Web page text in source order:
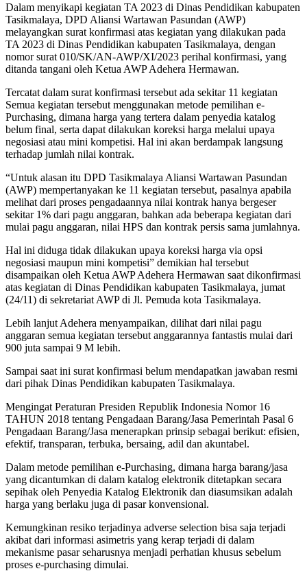
Dalam menyikapi kegiatan TA 2023 di Dinas Pendidikan kabupaten
Tasikmalaya, DPD Aliansi Wartawan Pasundan (AWP)
melayangkan surat konfirmasi atas kegiatan yang dilakukan pada
TA 2023 di Dinas Pendidikan kabupaten Tasikmalaya, dengan
nomor surat 010/SK/AN-AWP/XI/2023 perihal konfirmasi, yang
ditanda tangani oleh Ketua AWP Adehera Hermawan.
Tercatat dalam surat konfirmasi tersebut ada sekitar 11 kegiatan
Semua kegiatan tersebut menggunakan metode pemilihan e-
Purchasing, dimana harga yang tertera dalam penyedia katalog
belum final, serta dapat dilakukan koreksi harga melalui upaya
negosiasi atau mini kompetisi. Hal ini akan berdampak langsung
terhadap jumlah nilai kontrak.
“Untuk alasan itu DPD Tasikmalaya Aliansi Wartawan Pasundan
(AWP) mempertanyakan ke 11 kegiatan tersebut, pasalnya apabila
melihat dari proses pengadaannya nilai kontrak hanya bergeser
sekitar 1% dari pagu anggaran, bahkan ada beberapa kegiatan dari
mulai pagu anggaran, nilai HPS dan kontrak persis sama jumlahnya.
Hal ini diduga tidak dilakukan upaya koreksi harga via opsi
negosiasi maupun mini kompetisi” demikian hal tersebut
disampaikan oleh Ketua AWP Adehera Hermawan saat dikonfirmasi
atas kegiatan di Dinas Pendidikan kabupaten Tasikmalaya, jumat
(24/11) di sekretariat AWP di Jl. Pemuda kota Tasikmalaya.
Lebih lanjut Adehera menyampaikan, dilihat dari nilai pagu
anggaran semua kegiatan tersebut anggarannya fantastis mulai dari
900 juta sampai 9 M lebih.
Sampai saat ini surat konfirmasi belum mendapatkan jawaban resmi
dari pihak Dinas Pendidikan kabupaten Tasikmalaya.
Mengingat Peraturan Presiden Republik Indonesia Nomor 16
TAHUN 2018 tentang Pengadaan Barang/Jasa Pemerintah Pasal 6
Pengadaan Barang/Jasa menerapkan prinsip sebagai berikut: efisien,
efektif, transparan, terbuka, bersaing, adil dan akuntabel.
Dalam metode pemilihan e-Purchasing, dimana harga barang/jasa
yang dicantumkan di dalam katalog elektronik ditetapkan secara
sepihak oleh Penyedia Katalog Elektronik dan diasumsikan adalah
harga yang berlaku juga di pasar konvensional.
Kemungkinan resiko terjadinya adverse selection bisa saja terjadi
akibat dari informasi asimetris yang kerap terjadi di dalam
mekanisme pasar seharusnya menjadi perhatian khusus sebelum
proses e-purchasing dimulai.